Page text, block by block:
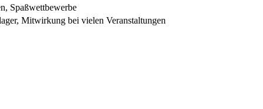
Spaßwettbewerbe
Mitwirkung bei vielen Veranstaltungen